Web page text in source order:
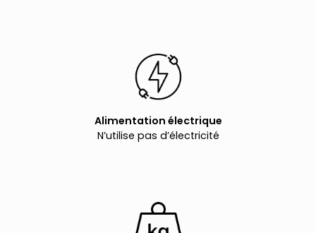
Alimentation électrique
N’utilise pas d’électricité